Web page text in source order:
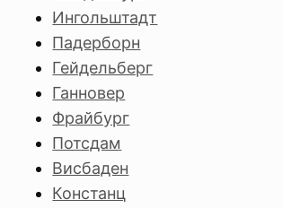
Ингольштадт
Падерборн
Гейдельберг
Ганновер
Фрайбург
Потсдам
Висбаден
Констанц